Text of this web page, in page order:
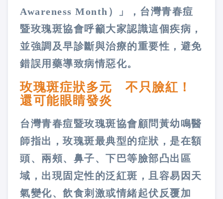
Awareness Month）」，台灣青春痘
暨玫瑰斑協會呼籲大家認識這個疾病，
並強調及早診斷與治療的重要性，避免
錯誤用藥導致病情惡化。
玫瑰斑症狀多元 不只臉紅！
還可能眼睛發炎
台灣青春痘暨玫瑰斑協會顧問黃幼鳴醫
師指出，玫瑰斑最典型的症狀，是在額
頭、兩頰、鼻子、下巴等臉部凸出區
域，出現固定性的泛紅斑，且容易因天
氣變化、飲食刺激或情緒起伏反覆加